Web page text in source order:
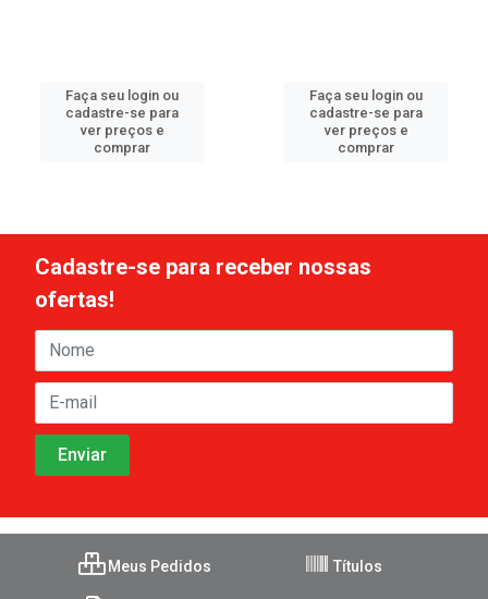
Faça seu login ou
cadastre-se para
ver preços e
comprar
Faça seu login ou
cadastre-se para
ver preços e
comprar
Cadastre-se para receber nossas
ofertas!
Meus Pedidos Títulos